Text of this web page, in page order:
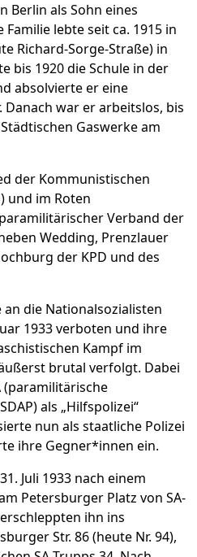
Berlin als Sohn eines
lebte seit ca. 1915 in
Richard-Sorge-Straße) in
bis 1920 die Schule in der
absolvierte er eine
Danach war er arbeitslos, bis
Gaswerke am
der Kommunistischen
und im Roten
Verband der
Wedding, Prenzlauer
der KPD und des
die Nationalsozialisten
1933 verboten und ihre
Kampf im
brutal verfolgt. Dabei
als „Hilfspolizei“
nun als staatliche Polizei
ihre Gegner*innen ein.
Juli 1933 nach einem
Petersburger Platz von SA-
ihn ins
Str. 86 (heute Nr. 94),